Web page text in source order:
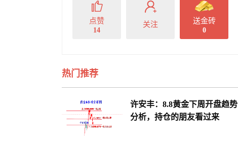
点赞
14
关注 送金砖
0
热门推荐
许安丰：8.8黄金下周开盘趋势
分析，持仓的朋友看过来